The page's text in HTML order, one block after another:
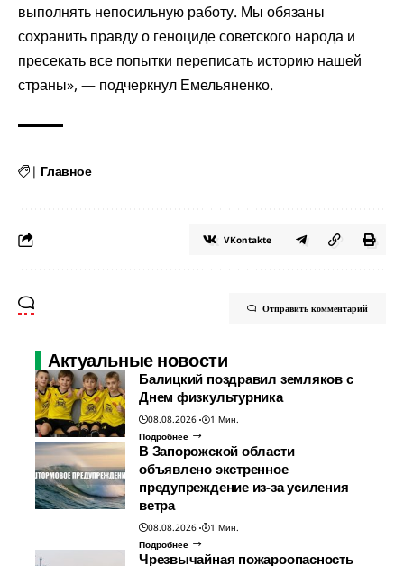
выполнять непосильную работу. Мы обязаны
сохранить правду о геноциде советского народа и
пресекать все попытки переписать историю нашей
страны», — подчеркнул Емельяненко.
| Главное
VKontakte
Отправить комментарий
Актуальные новости
Балицкий поздравил земляков с
Днем физкультурника
08.08.2026
1 Мин.
Подробнее
В Запорожской области
объявлено экстренное
предупреждение из-за усиления
ветра
08.08.2026
1 Мин.
Подробнее
Чрезвычайная пожароопасность